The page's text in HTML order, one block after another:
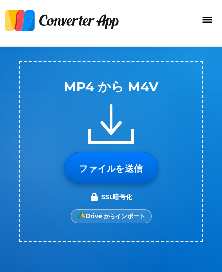
MP4 から M4V
ファイルを送信
SSL暗号化
Drive からインポート